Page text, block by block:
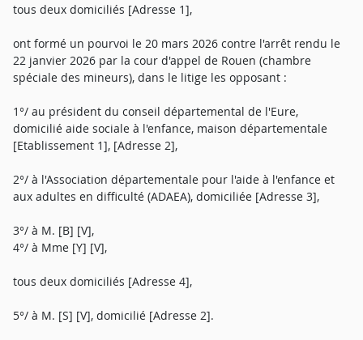
tous deux domiciliés [Adresse 1],
ont formé un pourvoi le 20 mars 2026 contre l'arrêt rendu le
22 janvier 2026 par la cour d'appel de Rouen (chambre
spéciale des mineurs), dans le litige les opposant :
1°/ au président du conseil départemental de l'Eure,
domicilié aide sociale à l'enfance, maison départementale
[Etablissement 1], [Adresse 2],
2°/ à l'Association départementale pour l'aide à l'enfance et
aux adultes en difficulté (ADAEA), domiciliée [Adresse 3],
3°/ à M. [B] [V],
4°/ à Mme [Y] [V],
tous deux domiciliés [Adresse 4],
5°/ à M. [S] [V], domicilié [Adresse 2].